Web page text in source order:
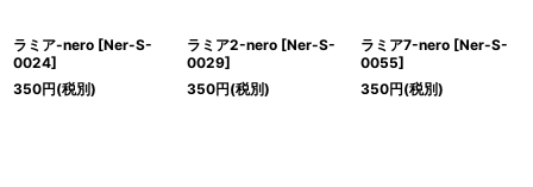
ラミア-nero [Ner-S-
0024]
350円(税別)
ラミア2-nero [Ner-S-
0029]
350円(税別)
ラミア7-nero [Ner-S-
0055]
350円(税別)